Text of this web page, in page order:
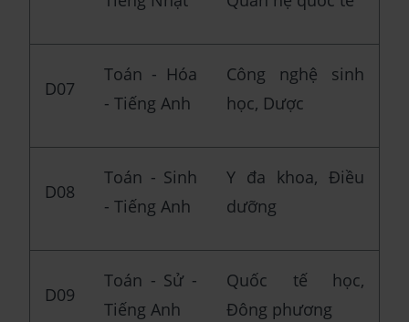
D07
Toán - Hóa
- Tiếng Anh
Công nghệ sinh
học, Dược
D08
Toán - Sinh
- Tiếng Anh
Y đa khoa, Điều
dưỡng
D09
Toán - Sử -
Tiếng Anh
Quốc tế học,
Đông phương